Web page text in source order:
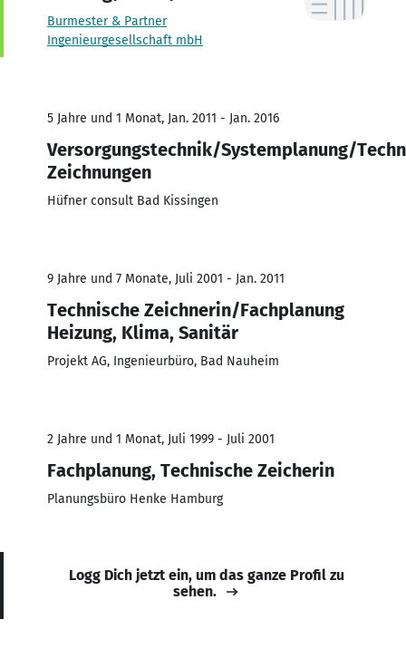
Burmester & Partner
Ingenieurgesellschaft mbH
5 Jahre und 1 Monat, Jan. 2011 - Jan. 2016
Versorgungstechnik/Systemplanung/
Zeichnungen
Hüfner consult Bad Kissingen
9 Jahre und 7 Monate, Juli 2001 - Jan. 2011
Technische Zeichnerin/Fachplanung
Heizung, Klima, Sanitär
Projekt AG, Ingenieurbüro, Bad Nauheim
2 Jahre und 1 Monat, Juli 1999 - Juli 2001
Fachplanung, Technische Zeicherin
Planungsbüro Henke Hamburg
Logg Dich jetzt ein, um das ganze Profil zu
sehen.